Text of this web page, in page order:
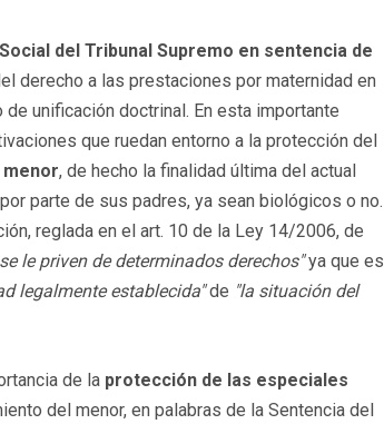
del Tribunal Supremo en sentencia de
derecho a las prestaciones por maternidad en
unificación doctrinal. En esta importante
que ruedan entorno a la protección del
menor, de hecho la finalidad última del actual
parte de sus padres, ya sean biológicos o no.
reglada en el art. 10 de la Ley 14/2006, de
le priven de determinados derechos"ya que es
legalmente establecida"de "la situación del
de la protección de las especiales
del menor, en palabras de la Sentencia del